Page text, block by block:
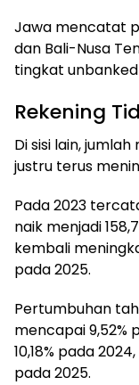
Jawa mencatat
dan Bali-Nusa
tingkat unbanked
Rekening
Di sisi lain,
justru terus
Pada 2023
naik menjadi
kembali
pada 2025.
Pertumbuhan
mencapai 9,52%
10,18% pada
pada 2025.